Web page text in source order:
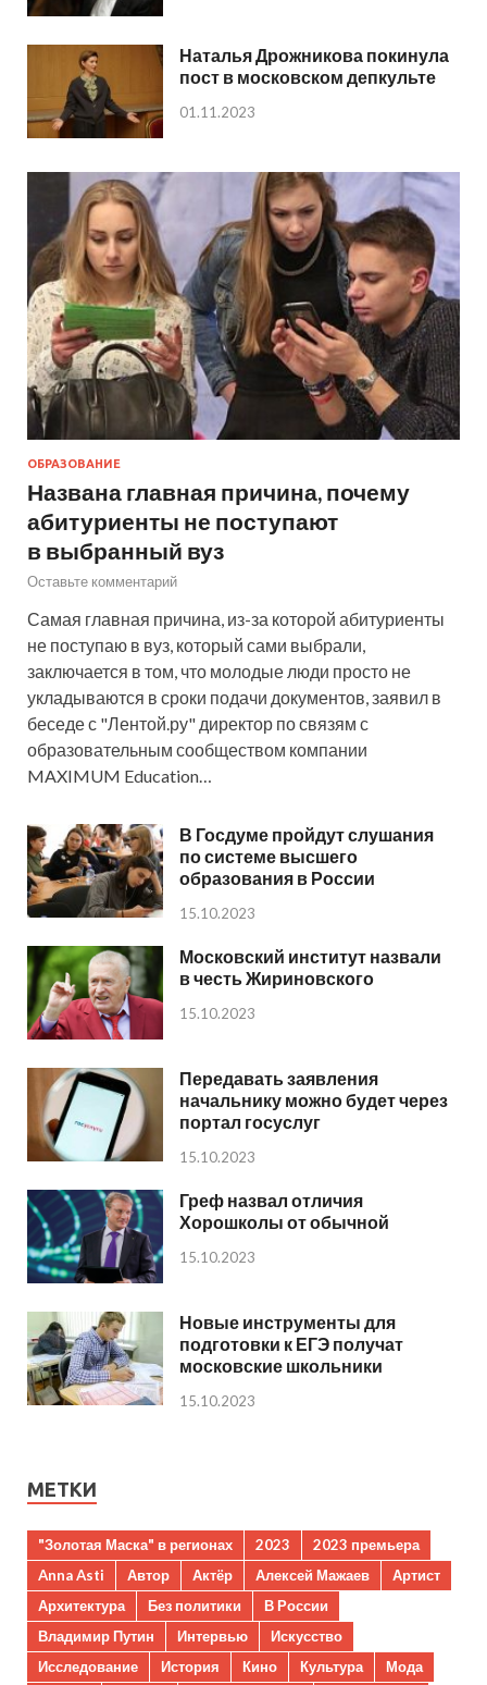
Наталья Дрожникова покинула
пост в московском депкульте
01.11.2023
ОБРАЗОВАНИЕ
Названа главная причина, почему
абитуриенты не поступают
в выбранный вуз
Оставьте комментарий
Самая главная причина, из-за которой абитуриенты
не поступаю в вуз, который сами выбрали,
заключается в том, что молодые люди просто не
укладываются в сроки подачи документов, заявил в
беседе с "Лентой.ру" директор по связям с
образовательным сообществом компании
MAXIMUM Education…
В Госдуме пройдут слушания
по системе высшего
образования в России
15.10.2023
Московский институт назвали
в честь Жириновского
15.10.2023
Передавать заявления
начальнику можно будет через
портал госуслуг
15.10.2023
Греф назвал отличия
Хорошколы от обычной
15.10.2023
Новые инструменты для
подготовки к ЕГЭ получат
московские школьники
15.10.2023
МЕТКИ
"Золотая Маска" в регионах 2023
2023 премьера
Anna Asti
Автор Актёр Алексей Мажаев
Артист
Архитектура
Без политики
В России
Владимир Путин
Интервью
Искусство
Исследование
История Кино Культура
Мода